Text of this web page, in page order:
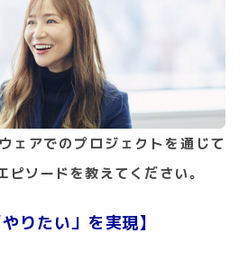
ェアでのプロジェクトを通じて
ピソードを教えてください。
りたい」を実現】